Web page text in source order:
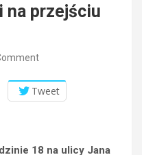
przejściu
Tweet
18 na ulicy Jana